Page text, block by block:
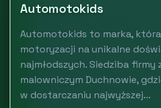
Automotokids
Automotokids to marka,
motoryzacji na unikalne
najmłodszych. Siedziba firmy
malowniczym Duchnowie,
w dostarczaniu najwyższej...